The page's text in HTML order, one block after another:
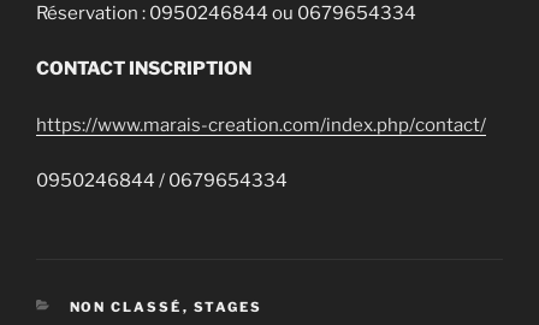
Réservation : 0950246844 ou 0679654334
CONTACT INSCRIPTION
https://www.marais-creation.com/index.php/contact/
0950246844 / 0679654334
CATÉGORIES
NON CLASSÉ , STAGES